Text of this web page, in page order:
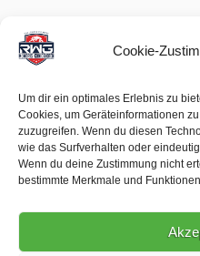
Cookie-
Um dir ein optimales Erlebnis zu
Cookies, um Geräteinformationen
zuzugreifen. Wenn du diesen
wie das Surfverhalten oder
Wenn du deine Zustimmung nicht
bestimmte Merkmale und